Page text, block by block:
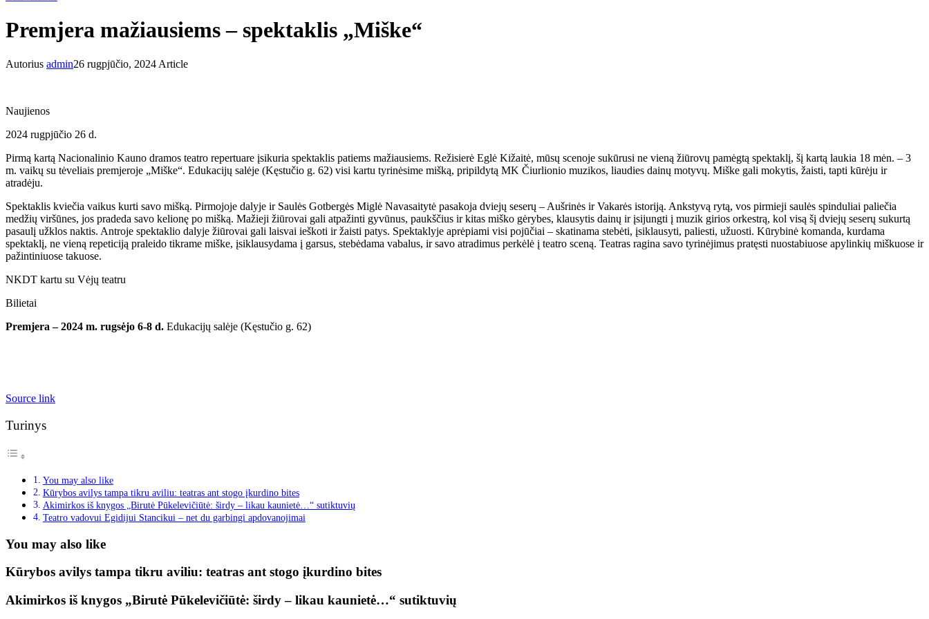
Premjera mažiausiems – spektaklis „Miške“
Autorius admin26 rugpjūčio, 2024 Article
Naujienos
2024 rugpjūčio 26 d.
Pirmą kartą Nacionalinio Kauno dramos teatro repertuare įsikuria spektaklis patiems mažiausiems. Režisierė Eglė Kižaitė, mūsų scenoje sukūrusi ne vieną žiūrovų pamėgtą spektaklį, šį kartą laukia 18 mėn. – 3
m. vaikų su tėveliais premjeroje „Miške“. Edukacijų salėje (Kęstučio g. 62) visi kartu tyrinėsime mišką, pripildytą MK Čiurlionio muzikos, liaudies dainų motyvų. Miške gali mokytis, žaisti, tapti kūrėju ir
atradėju.
Spektaklis kviečia vaikus kurti savo mišką. Pirmojoje dalyje ir Saulės Gotbergės Miglė Navasaitytė pasakoja dviejų seserų – Aušrinės ir Vakarės istoriją. Ankstyvą rytą, vos pirmieji saulės spinduliai paliečia
medžių viršūnes, jos pradeda savo kelionę po mišką. Mažieji žiūrovai gali atpažinti gyvūnus, paukščius ir kitas miško gėrybes, klausytis dainų ir įsijungti į muzik girios orkestrą, kol visą šį dviejų seserų sukurtą
pasaulį užklos naktis. Antroje spektaklio dalyje žiūrovai gali laisvai ieškoti ir žaisti patys. Spektaklyje aprėpiami visi pojūčiai – skatinama stebėti, įsiklausyti, paliesti, užuosti. Kūrybinė komanda, kurdama
spektaklį, ne vieną repeticiją praleido tikrame miške, įsiklausydama į garsus, stebėdama vabalus, ir savo atradimus perkėlė į teatro sceną. Teatras ragina savo tyrinėjimus pratęsti nuostabiuose apylinkių miškuose ir
pažintiniuose takuose.
NKDT kartu su Vėjų teatru
Bilietai
Premjera – 2024 m. rugsėjo 6-8 d. Edukacijų salėje (Kęstučio g. 62)
Source link
Turinys
You may also like
Kūrybos avilys tampa tikru aviliu: teatras ant stogo įkurdino bites
Akimirkos iš knygos „Birutė Pūkelevičiūtė: širdy – likau kaunietė…“ sutiktuvių
Teatro vadovui Egidijui Stancikui – net du garbingi apdovanojimai
You may also like
Kūrybos avilys tampa tikru aviliu: teatras ant stogo įkurdino bites
Akimirkos iš knygos „Birutė Pūkelevičiūtė: širdy – likau kaunietė…“ sutiktuvių